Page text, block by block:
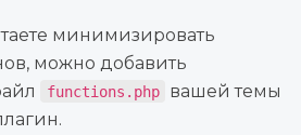
минимизировать
можно добавить
functions.php
вашей темы